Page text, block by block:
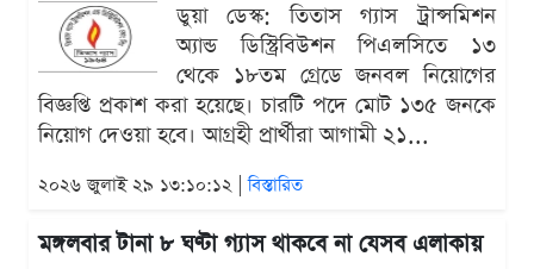
ডুয়া ডেস্ক: তিতাস গ্যাস ট্রান্সমিশন
অ্যান্ড ডিস্ট্রিবিউশন পিএলসিতে ১৩
থেকে ১৮তম গ্রেডে জনবল নিয়োগের
বিজ্ঞপ্তি প্রকাশ করা হয়েছে। চারটি পদে মোট ১৩৫ জনকে
নিয়োগ দেওয়া হবে। আগ্রহী প্রার্থীরা আগামী ২১...
২০২৬ জুলাই ২৯ ১৩:১০:১২ |বিস্তারিত
মঙ্গলবার টানা ৮ ঘণ্টা গ্যাস থাকবে না যেসব এলাকায়